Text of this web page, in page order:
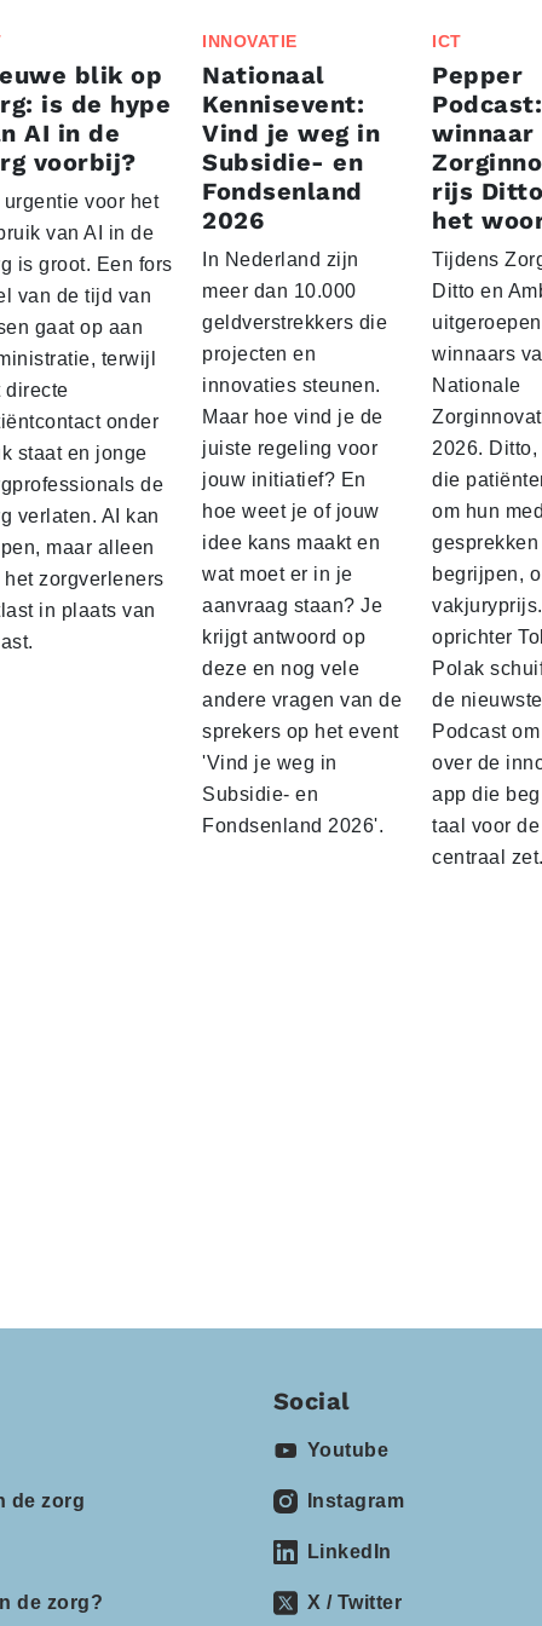
blik op
is de hype
AI in de
voorbij?
urgentie voor het
van AI in de
is groot. Een fors
van de tijd van
gaat op aan
terwijl
directe
onder
staat en jonge
de
verlaten. AI kan
maar alleen
het zorgverleners
in plaats van
INNOVATIE
Nationaal
Kennisevent:
Vind je weg in
Subsidie- en
Fondsenland
2026
In Nederland zijn
meer dan 10.000
geldverstrekkers die
projecten en
innovaties steunen.
Maar hoe vind je de
juiste regeling voor
jouw initiatief? En
hoe weet je of jouw
idee kans maakt en
wat moet er in je
aanvraag staan? Je
krijgt antwoord op
deze en nog vele
andere vragen van de
sprekers op het event
'Vind je weg in
Subsidie- en
Fondsenland 2026'.
ICT
Pepper
Podcast:
winnaar
rijs
het
Tijdens
Ditto en
winnaars
Nationale
2026.
die
om hun
begrijpen,
oprichter
Polak
de
Podcast
over de
app die
taal voor
centraal
de zorg
de zorg?
Social
Youtube
Instagram
LinkedIn
X / Twitter